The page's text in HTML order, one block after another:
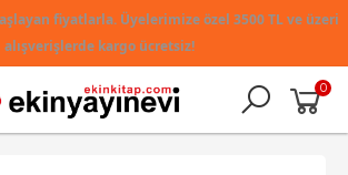
fiyatlarla. Üyelerimize özel 3500 TL ve üzeri
alışverişlerde kargo ücretsiz!
0